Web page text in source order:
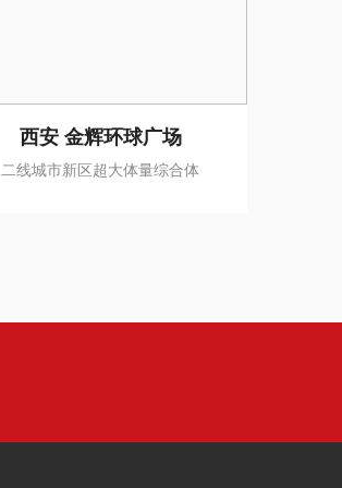
西安 金辉环球广场
二线城市新区超大体量综合体